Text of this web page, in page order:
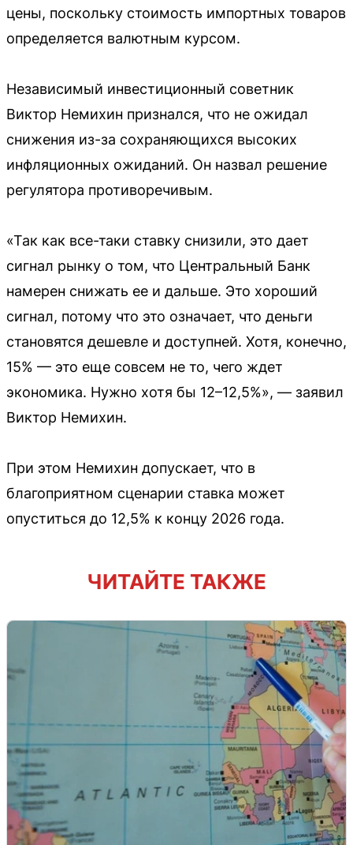
цены, поскольку стоимость импортных товаров
определяется валютным курсом.
Независимый инвестиционный советник
Виктор Немихин признался, что не ожидал
снижения из-за сохраняющихся высоких
инфляционных ожиданий. Он назвал решение
регулятора противоречивым.
«Так как все-таки ставку снизили, это дает
сигнал рынку о том, что Центральный Банк
намерен снижать ее и дальше. Это хороший
сигнал, потому что это означает, что деньги
становятся дешевле и доступней. Хотя, конечно,
15% — это еще совсем не то, чего ждет
экономика. Нужно хотя бы 12–12,5%», — заявил
Виктор Немихин.
При этом Немихин допускает, что в
благоприятном сценарии ставка может
опуститься до 12,5% к концу 2026 года.
ЧИТАЙТЕ ТАКЖЕ